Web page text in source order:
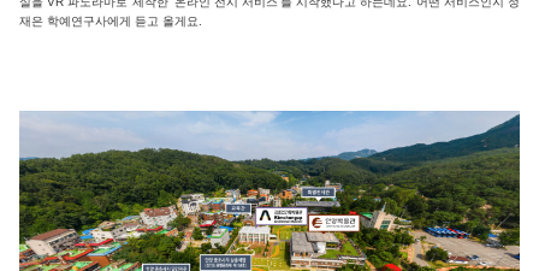
재은 학예연구사에게 듣고 올게요.